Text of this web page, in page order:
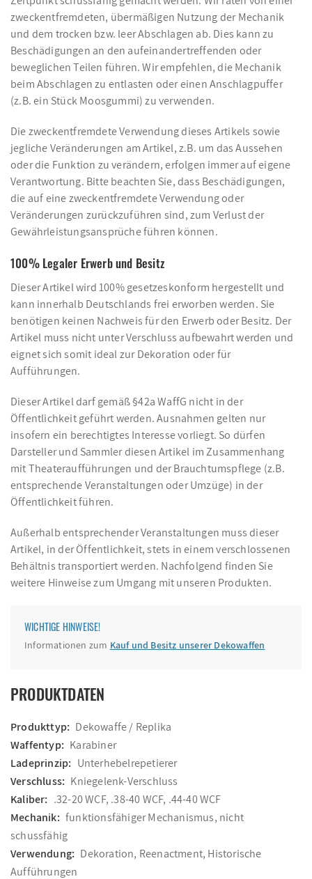
zweckentfremdeten, übermäßigen Nutzung der Mechanik
und dem trocken bzw. leer Abschlagen ab. Dies kann zu
Beschädigungen an den aufeinandertreffenden oder
beweglichen Teilen führen. Wir empfehlen, die Mechanik
beim Abschlagen zu entlasten oder einen Anschlagpuffer
(z.B. ein Stück Moosgummi) zu verwenden.
Die zweckentfremdete Verwendung dieses Artikels sowie
jegliche Veränderungen am Artikel, z.B. um das Aussehen
oder die Funktion zu verändern, erfolgen immer auf eigene
Verantwortung. Bitte beachten Sie, dass Beschädigungen,
die auf eine zweckentfremdete Verwendung oder
Veränderungen zurückzuführen sind, zum Verlust der
Gewährleistungsansprüche führen können.
100% Legaler Erwerb und Besitz
Dieser Artikel wird 100% gesetzeskonform hergestellt und
kann innerhalb Deutschlands frei erworben werden. Sie
benötigen keinen Nachweis für den Erwerb oder Besitz. Der
Artikel muss nicht unter Verschluss aufbewahrt werden und
eignet sich somit ideal zur Dekoration oder für
Aufführungen.
Dieser Artikel darf gemäß §42a WaffG nicht in der
Öffentlichkeit geführt werden. Ausnahmen gelten nur
insofern ein berechtigtes Interesse vorliegt. So dürfen
Darsteller und Sammler diesen Artikel im Zusammenhang
mit Theateraufführungen und der Brauchtumspflege (z.B.
entsprechende Veranstaltungen oder Umzüge) in der
Öffentlichkeit führen.
Außerhalb entsprechender Veranstaltungen muss dieser
Artikel, in der Öffentlichkeit, stets in einem verschlossenen
Behältnis transportiert werden. Nachfolgend finden Sie
weitere Hinweise zum Umgang mit unseren Produkten.
WICHTIGE HINWEISE!
Informationen zum Kauf und Besitz unserer Dekowaffen
PRODUKTDATEN
Produkttyp: Dekowaffe / Replika
Waffentyp: Karabiner
Ladeprinzip: Unterhebelrepetierer
Verschluss: Kniegelenk-Verschluss
Kaliber: .32-20 WCF, .38-40 WCF, .44-40 WCF
Mechanik: funktionsfähiger Mechanismus, nicht
schussfähig
Verwendung: Dekoration, Reenactment, Historische
Aufführungen